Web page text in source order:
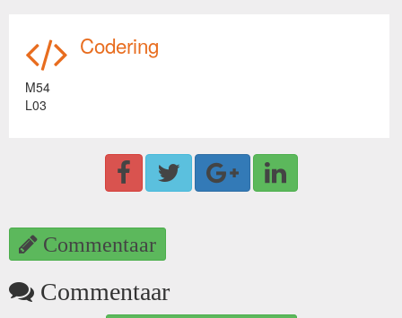
Codering
M54
L03
Commentaar
Commentaar